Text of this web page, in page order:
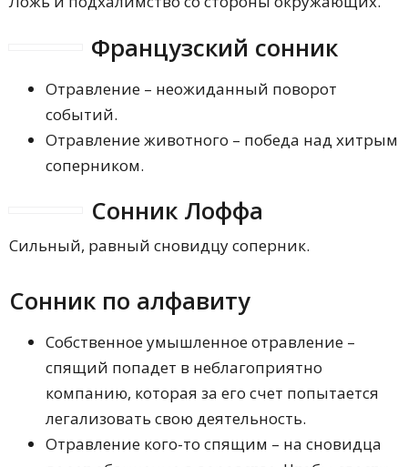
Французский сонник
Отравление – неожиданный поворот
событий.
Отравление животного – победа над хитрым
соперником.
Сонник Лоффа
Сильный, равный сновидцу соперник.
Сонник по алфавиту
Собственное умышленное отравление –
спящий попадет в неблагоприятно
компанию, которая за его счет попытается
легализовать свою деятельность.
Отравление кого-то спящим – на сновидца